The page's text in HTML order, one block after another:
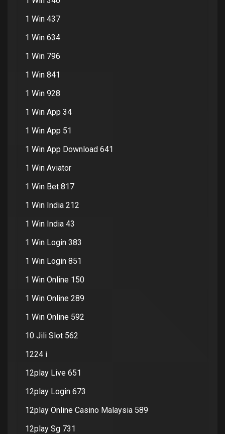
1 Win 437
1 Win 634
1 Win 796
1 Win 841
1 Win 928
1 Win App 34
1 Win App 51
1 Win App Download 641
1 Win Aviator
1 Win Bet 817
1 Win India 212
1 Win India 43
1 Win Login 383
1 Win Login 851
1 Win Online 150
1 Win Online 289
1 Win Online 592
10 Jili Slot 562
1224 i
12play Live 651
12play Login 673
12play Online Casino Malaysia 589
12play Sg 731